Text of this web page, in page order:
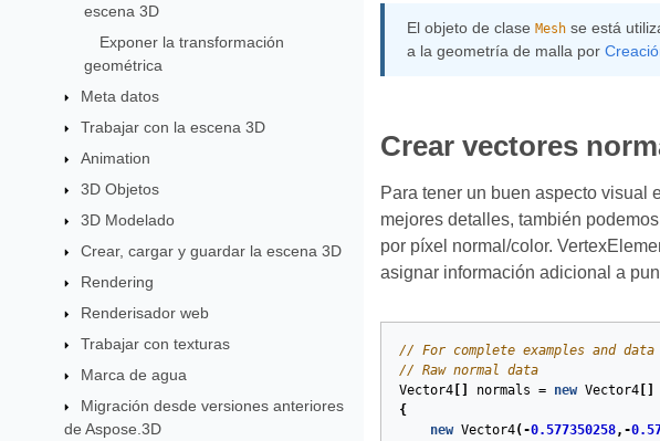
escena 3D
Exponer la transformación
geométrica
Meta datos
Trabajar con la escena 3D
Animation
3D Objetos
3D Modelado
Crear, cargar y guardar la escena 3D
Rendering
Renderisador web
Trabajar con texturas
Marca de agua
Migración desde versiones anteriores
de Aspose.3D
El objeto de clase Meshse está
a la geometría de malla por
Crear vectores
Para tener un buen aspecto visual
mejores detalles, también
por píxel normal/color.
asignar información adicional a
// For complete examples and
// Raw normal data
Vector4[] normals = new Vector4[]
{
new Vector4( -0.577350258, -